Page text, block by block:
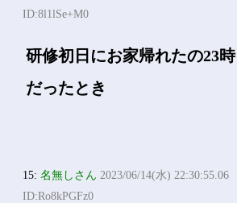
ID:8l1lSe+M0
研修初日にお家帰れたの23時
だったとき
15:名無しさん 2023/06/14(水) 22:30:55.06
ID:Ro8kPGFz0